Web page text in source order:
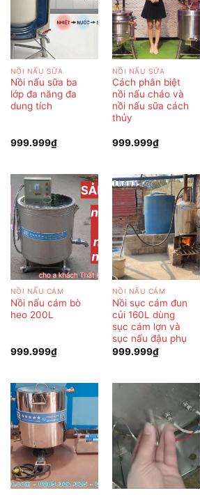
NỒI NẤU SỮA
Nồi nấu sữa ba
lớp đa năng đa
dung tích
999.999₫
NỒI NẤU SỮA
Cách phân biệt
nồi nấu cháo và
nồi nấu sữa cách
thủy
999.999₫
NỒI NẤU CÁM
Nồi nấu cám bò
heo 200L
999.999₫
NỒI NẤU CÁM
Nồi sục cám đun
củi 160L dùng
sục cám lợn và
sục nấu đậu phụ
999.999₫